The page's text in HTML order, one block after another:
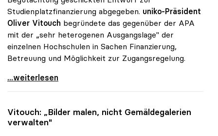
Studienplatzfinanzierung abgegeben. uniko-Präsident
Oliver Vitouch begründete das gegenüber der APA
mit der „sehr heterogenen Ausgangslage" der
einzelnen Hochschulen in Sachen Finanzierung,
Betreuung und Möglichkeit zur Zugangsregelung.
Vitouch zu Budget: „Standortspezifische Wertungen
...weiterlesen
Vitouch: „Bilder malen, nicht Gemäldegalerien
verwalten"